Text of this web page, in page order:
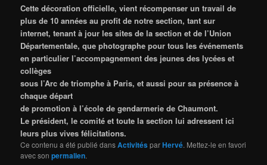
Cette décoration officielle, vient récompenser un travail de
plus de 10 années au profit de notre section, tant sur
internet, tenant à jour les sites de la section et de l’Union
Départementale, que photographe pour tous les événements
en particulier l’accompagnement des jeunes des lycées et
collèges
sous l’Arc de triomphe à Paris, et aussi pour sa présence à
chaque départ
de promotion à l’école de gendarmerie de Chaumont.
Le président, le comité et toute la section lui adressent ici
leurs plus vives félicitations.
Ce contenu a été publié dansActivitésparHervé. Mettez-le en favori
avec sonpermalien.